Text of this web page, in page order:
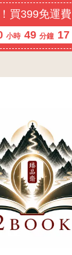
買399免運
小時 49 分鐘 16